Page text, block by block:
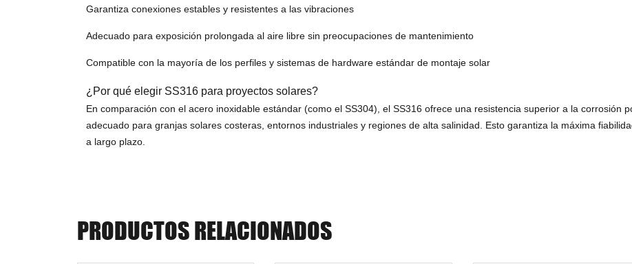
Garantiza conexiones estables y resistentes a las vibraciones
Adecuado para exposición prolongada al aire libre sin preocupaciones de mantenimiento
Compatible con la mayoría de los perfiles y sistemas de hardware estándar de montaje solar
¿Por qué elegir SS316 para proyectos solares?
En comparación con el acero inoxidable estándar (como el SS304), el SS316 ofrece una resistencia superior a la corrosión
adecuado para granjas solares costeras, entornos industriales y regiones de alta salinidad. Esto garantiza la máxima
a largo plazo.
PRODUCTOS RELACIONADOS